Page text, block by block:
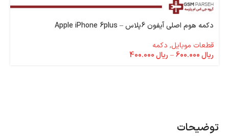
توضیحات
دکمه هوم اصلی آیفون 6پلاس – Apple iPhone 6plus
قطعات موبایل, دکمه
ریال
– ریال